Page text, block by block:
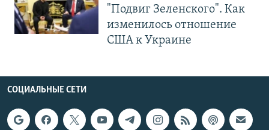
"Подвиг Зеленского". Как
изменилось отношение
США к Украине
СОЦИАЛЬНЫЕ СЕТИ